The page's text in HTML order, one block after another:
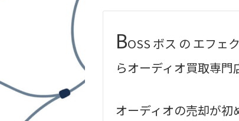
BOSS ボス の エフェ
らオーディオ買取専門
オーディオの売却が初